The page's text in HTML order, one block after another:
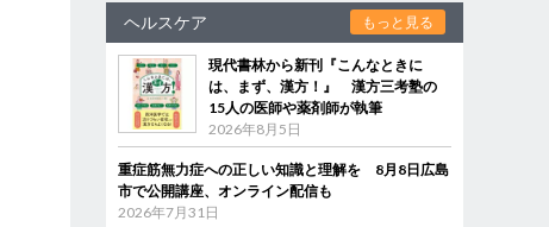
ヘルスケア もっと見る
現代書林から新刊『こんなときに
は、まず、漢方！』 漢方三考塾の
15人の医師や薬剤師が執筆
2026年8月5日
重症筋無力症への正しい知識と理解を 8月8日広島
市で公開講座、オンライン配信も
2026年7月31日